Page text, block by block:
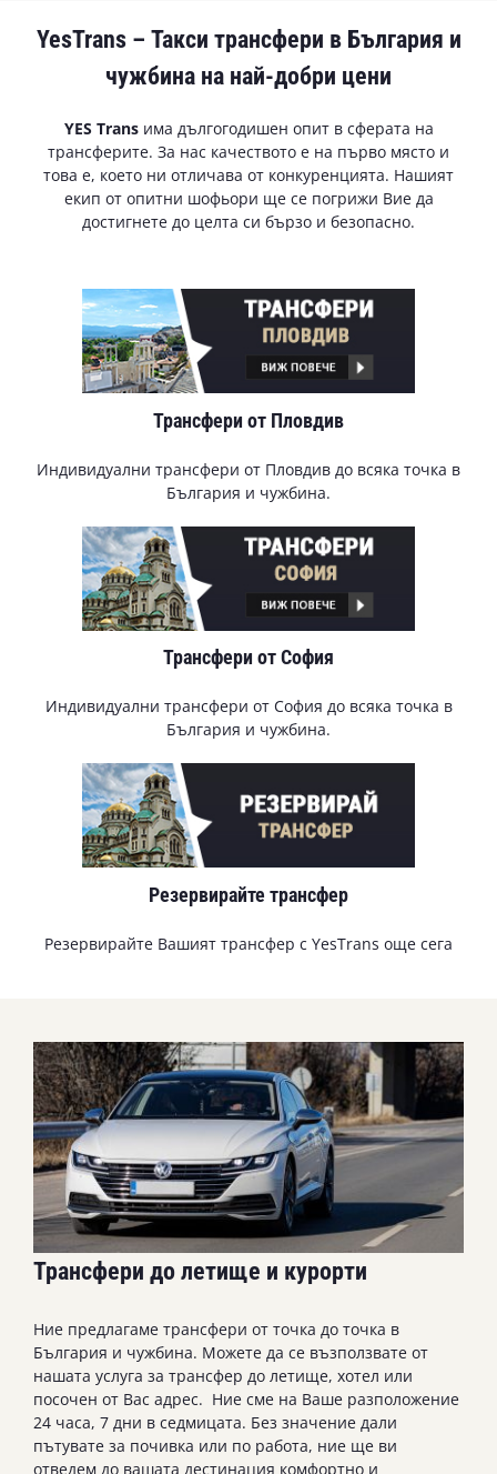
YesTrans – Такси трансфери в България и
чужбина на най-добри цени
YES Transима дългогодишен опит в сферата на
трансферите. За нас качеството е на първо място и
това е, което ни отличава от конкуренцията. Нашият
екип от опитни шофьори ще се погрижи Вие да
достигнете до целта си бързо и безопасно.
Трансфери от Пловдив
Индивидуални трансфери от Пловдив до всяка точка в
България и чужбина.
Трансфери от София
Индивидуални трансфери от София до всяка точка в
България и чужбина.
Резервирайте трансфер
Резервирайте Вашият трансфер с YesTrans още сега
Трансфери до летище и курорти
Ние предлагаме трансфери от точка до точка в
България и чужбина. Можете да се възползвате от
нашата услуга за трансфер до летище, хотел или
посочен от Вас адрес. Ние сме на Ваше разположение
24 часа, 7 дни в седмицата. Без значение дали
пътувате за почивка или по работа, ние ще ви
отведем до вашата дестинация комфортно и